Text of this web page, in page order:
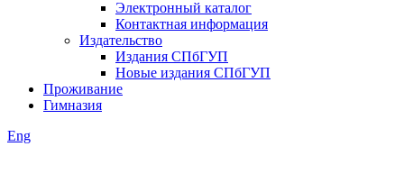
Электронный каталог
Контактная информация
Издательство
Издания СПбГУП
Новые издания СПбГУП
Проживание
Гимназия
Eng